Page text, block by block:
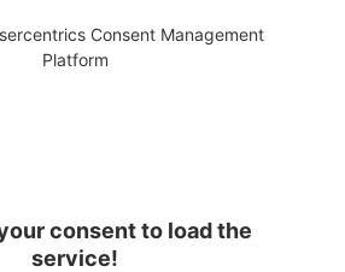
Consent Management
Platform
consent to load the
service!